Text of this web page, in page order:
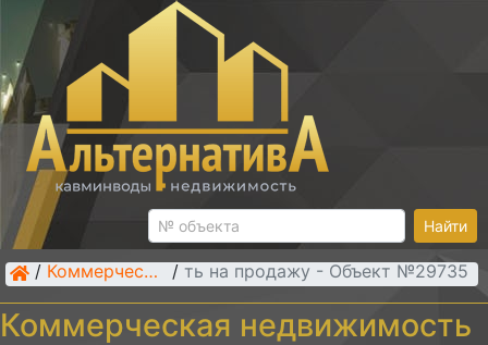
Найти
/ Коммерческая недвижимость /
недвижимость на продажу - Объект №29735
Коммерческая недвижимость